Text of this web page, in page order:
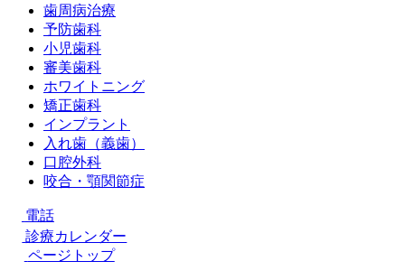
歯周病治療
予防歯科
小児歯科
審美歯科
ホワイトニング
矯正歯科
インプラント
入れ歯（義歯）
口腔外科
咬合・顎関節症
電話
診療カレンダー
ページトップ